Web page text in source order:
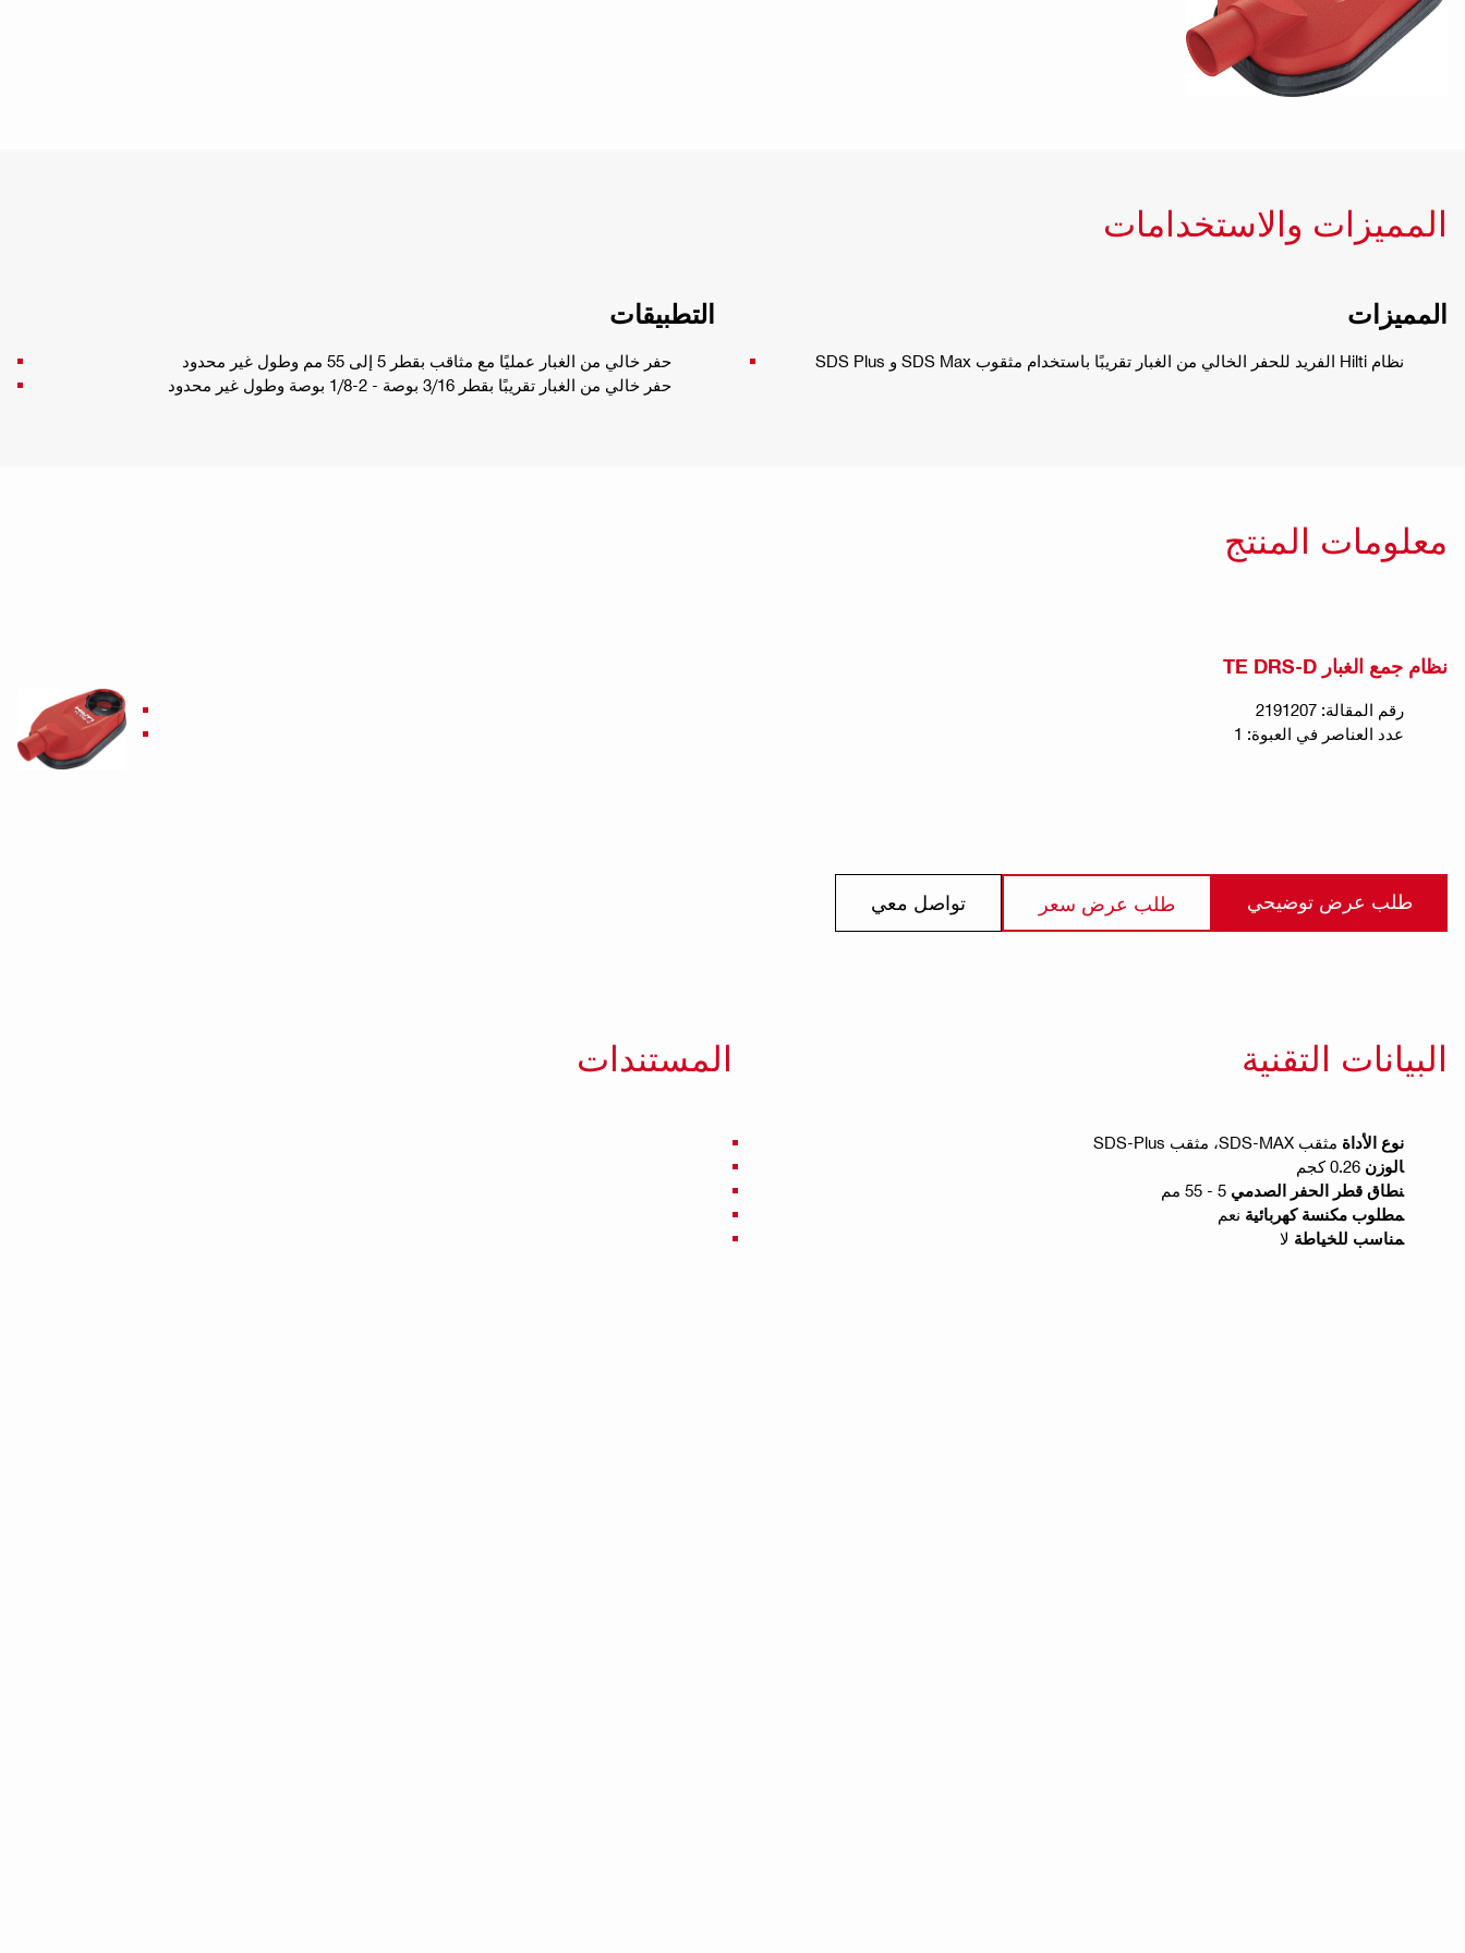
المميزات والاستخدامات
المميزات
نظام Hilti الفريد للحفر الخالي من الغبار تقريبًا باستخدام مثقوب SDS Max و SDS Plus
التطبيقات
حفر خالي من الغبار عمليًا مع مثاقب بقطر 5 إلى 55 مم وطول غير محدود
حفر خالي من الغبار تقريبًا بقطر 3/16 بوصة - 2-1/8 بوصة وطول غير محدود
معلومات المنتج
نظام جمع الغبار TE DRS-D
رقم المقالة: 2191207
عدد العناصر في العبوة: 1
طلب عرض توضيحي طلب عرض سعر تواصل معي
البيانات التقنية
نوع الأداة مثقب SDS-MAX، مثقب SDS-Plus
الوزن 0.26 كجم
نطاق قطر الحفر الصدمي 5 - 55 مم
مطلوب مكنسة كهربائية نعم
مناسب للخياطة لا
المستندات